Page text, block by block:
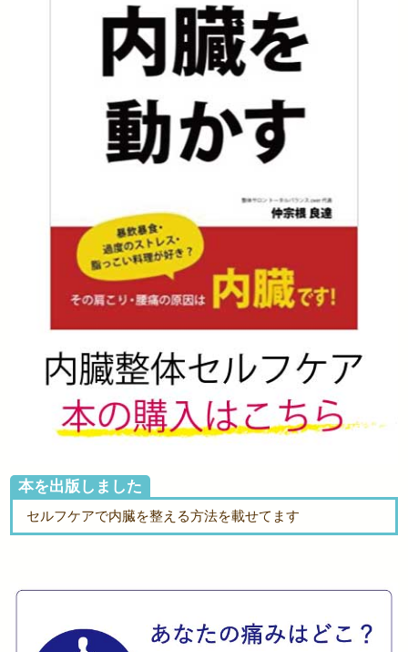
本を出版しました
セルフケアで内臓を整える方法を載せてます